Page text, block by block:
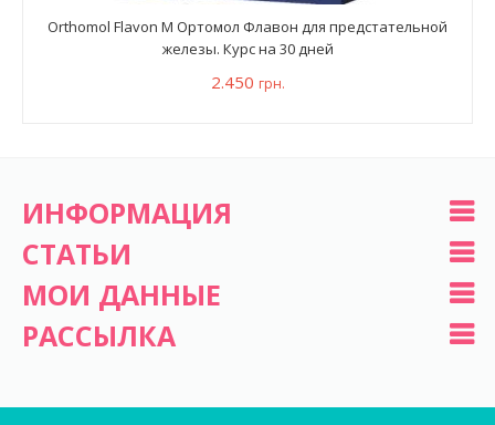
Orthomol Flavon M Ортомол Флавон для предстательной
железы. Курс на 30 дней
2.450 грн.
ИНФОРМАЦИЯ
СТАТЬИ
МОИ ДАННЫЕ
РАССЫЛКА